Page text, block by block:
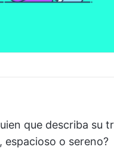
que describa su
espacioso o sereno?